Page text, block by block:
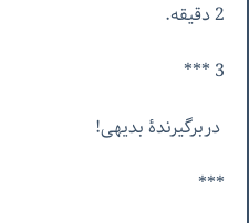
2 دقیقه.
3 ***
دربرگیرندۀ بدیهی!
***